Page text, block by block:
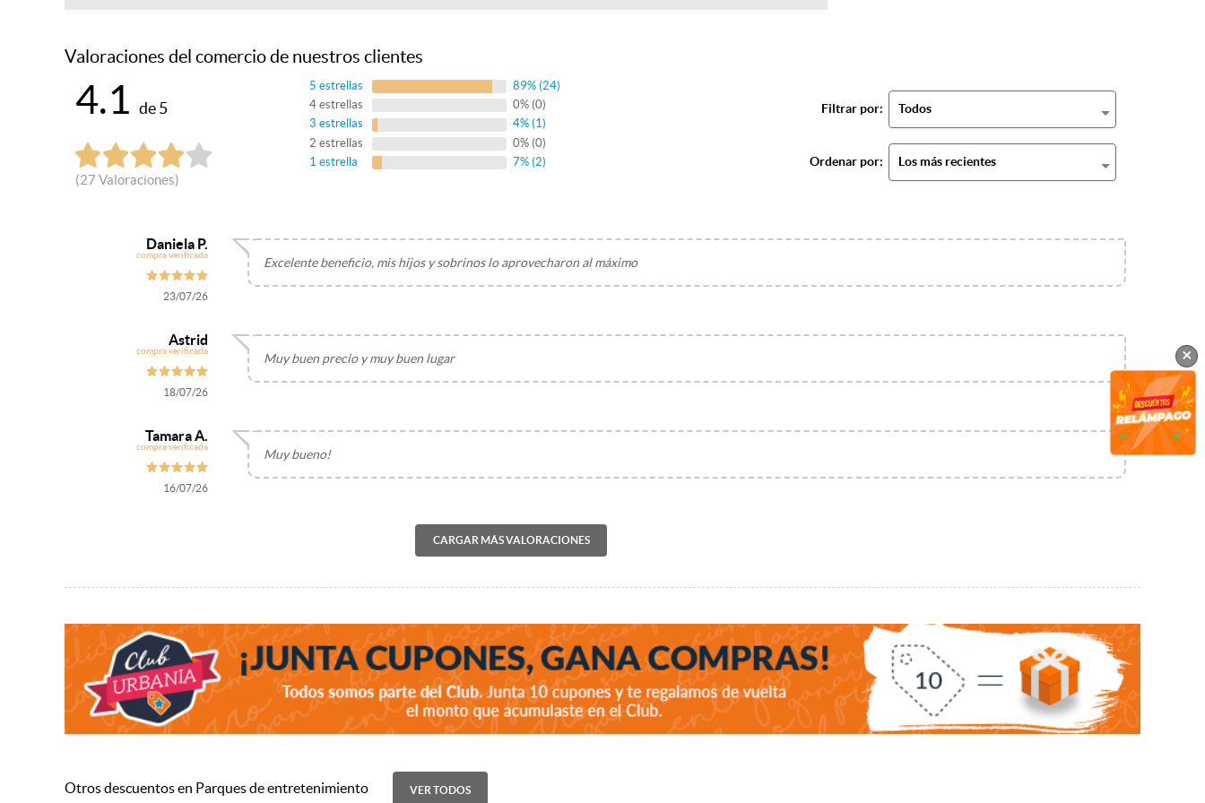
Valoraciones del comercio de nuestros clientes
4.1 de5
(27 Valoraciones)
5 estrellas
89% (24)
4 estrellas
0% (0)
3 estrellas
4% (1)
2 estrellas
0% (0)
1 estrella
7% (2)
Filtrar por: Todos
Ordenar por: Los más recientes
Daniela P.
compra verificada
23/07/26
Excelente beneficio, mis hijos y sobrinos lo aprovecharon al máximo
Astrid
compra verificada
18/07/26
Muy buen precio y muy buen lugar
Tamara A.
compra verificada
16/07/26
Muy bueno!
CARGAR MÁS VALORACIONES
Otros descuentos en Parques de entretenimiento VER TODOS
×